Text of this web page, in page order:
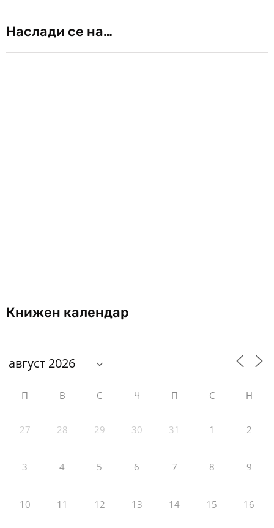
Наслади се на…
Книжен календар
П В С Ч П С Н
27 28 29 30 31 1 2
3 4 5 6 7 8 9
10 11 12 13 14 15 16